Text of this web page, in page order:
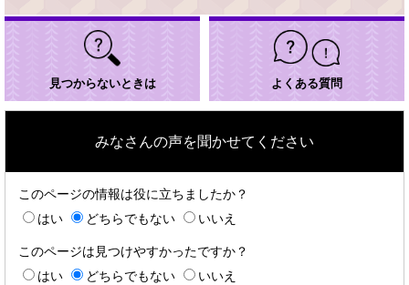
見つからないときは よくある質問
みなさんの声を聞かせてください
このページの情報は役に立ちましたか？
はい
どちらでもない いいえ
このページは見つけやすかったですか？
はい
どちらでもない いいえ